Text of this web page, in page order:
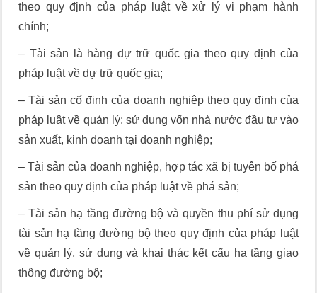
theo quy định của pháp luật về xử lý vi phạm hành
chính;
– Tài sản là hàng dự trữ quốc gia theo quy định của
pháp luật về dự trữ quốc gia;
– Tài sản cố định của doanh nghiệp theo quy định của
pháp luật về quản lý; sử dụng vốn nhà nước đầu tư vào
sản xuất, kinh doanh tại doanh nghiệp;
– Tài sản của doanh nghiệp, hợp tác xã bị tuyên bố phá
sản theo quy định của pháp luật về phá sản;
– Tài sản hạ tầng đường bộ và quyền thu phí sử dụng
tài sản hạ tầng đường bộ theo quy định của pháp luật
về quản lý, sử dụng và khai thác kết cấu hạ tầng giao
thông đường bộ;